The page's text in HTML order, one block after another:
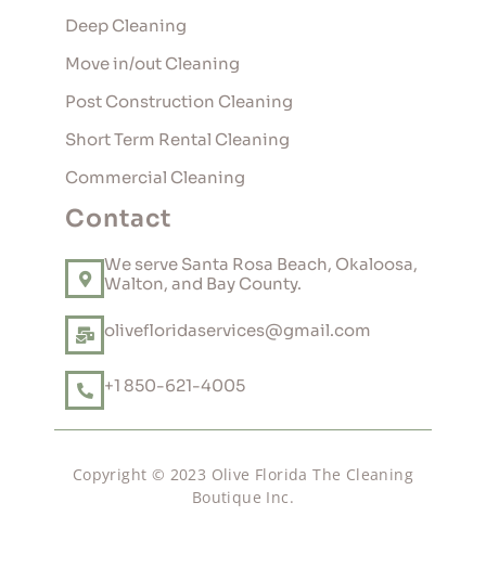
Deep Cleaning
Move in/out Cleaning
Post Construction Cleaning
Short Term Rental Cleaning
Commercial Cleaning
Contact
We serve Santa Rosa Beach, Okaloosa,
Walton, and Bay County.
olivefloridaservices@gmail.com
+1 850-621-4005
Copyright © 2023 Olive Florida The Cleaning
Boutique Inc.